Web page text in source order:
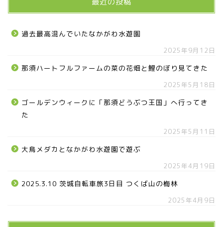
過去最高混んでいたなかがわ水遊園
2025年9月12日
那須ハートフルファームの菜の花畑と鯉のぼり見てきた
2025年5月18日
ゴールデンウィークに「那須どうぶつ王国」へ行ってき
た
2025年5月11日
大鳥メダカとなかがわ水遊園で遊ぶ
2025年4月19日
2025.3.10 茨城自転車旅3日目 つくば山の梅林
2025年4月9日
メディア情報
■県北エリア
那須町
那須烏山市
■県央・県東エリア